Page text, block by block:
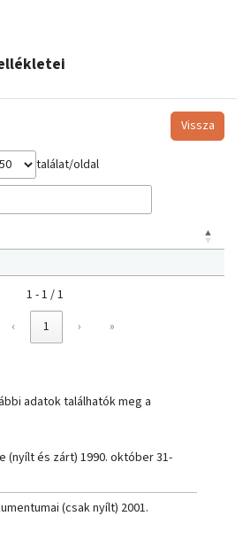
Vissza
találat/oldal
1 - 1 / 1
‹ 1 › »
adatok találhatók meg a
(nyílt és zárt) 1990. október 31-
(csak nyílt) 2001.